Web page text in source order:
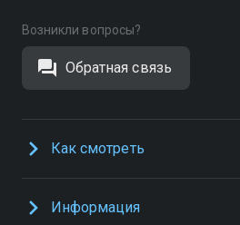
Возникли вопросы?
Обратная связь
Как смотреть
Информация